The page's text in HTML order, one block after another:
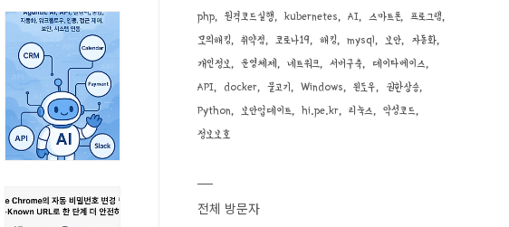
php 원격코드실행 kubernetes AI 스마트폰
프로그램
모의해킹
취약점 코로나19 해킹 mysql 보안
자동화
개인정보
운영체제 네트워크 서버구축
데이타베이스
API
docker 물고기 Windows 윈도우
권한상승
Python
보안업데이트 hi.pe.kr 리눅스
악성코드
정보보호
전체 방문자